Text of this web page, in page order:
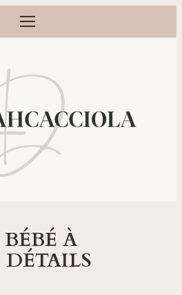
Ouvrir le menu
naissance, bébé et famille à Orléans
À